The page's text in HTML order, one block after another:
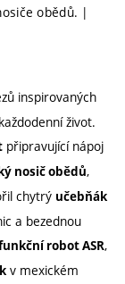
obědů. |
inspirovaných
život.
připravující nápoj
nosič obědů,
chytrý učebňák
a bezednou
robot ASR,
v mexickém